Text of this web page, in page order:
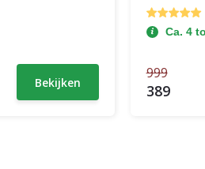
Bekijken
Ca. 4
999
389